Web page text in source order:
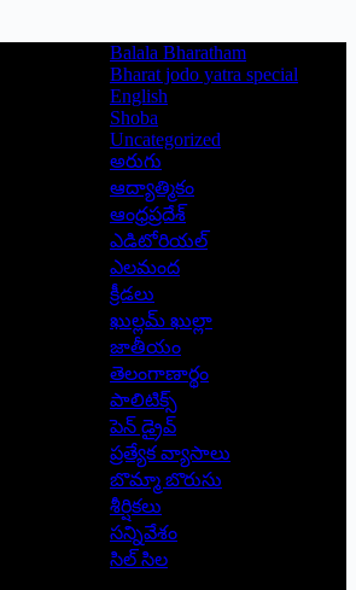
Balala Bharatham
Bharat jodo yatra special
English
Shoba
Uncategorized
అరుగు
ఆద్యాత్మికం
ఆంధ్రప్రదేశ్
ఎడిటోరియల్
ఎలమంద
క్రీడలు
ఖుల్లమ్ ఖుల్లా
జాతీయం
తెలంగాణార్థం
పాలిటిక్స్
పెన్ డ్రైవ్
ప్రత్యేక వ్యాసాలు
బొమ్మా బొరుసు
శీర్షికలు
సన్నివేశం
సిల్ సిల